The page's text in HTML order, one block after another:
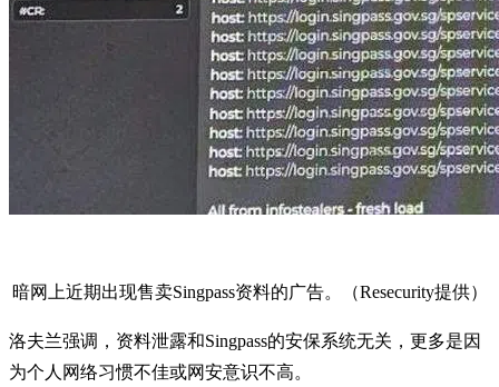
暗网上近期出现售卖Singpass资料的广告。（Resecurity提供）
洛夫兰强调，资料泄露和Singpass的安保系统无关，更多是因
为个人网络习惯不佳或网安意识不高。